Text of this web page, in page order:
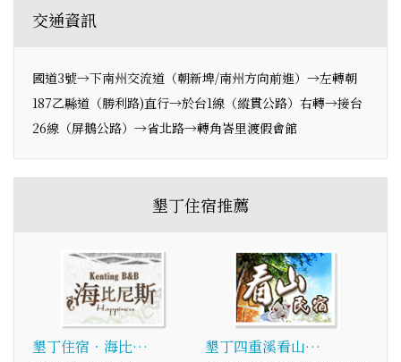
交通資訊
國道3號→下南州交流道（朝新埤/南州方向前進）→左轉朝
187乙縣道（勝利路)直行→於台1線（縱貫公路）右轉→接台
26線（屏鵝公路）→省北路→轉角峇里渡假會館
墾丁住宿推薦
墾丁住宿‧海比… 墾丁四重溪看山…